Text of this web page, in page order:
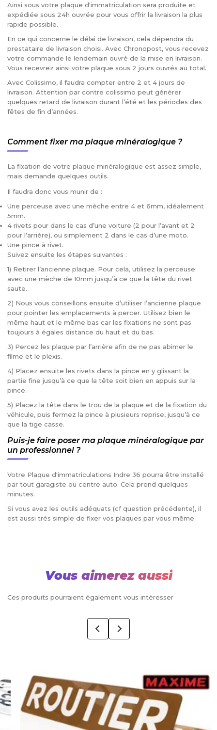
Ainsi sous votre plaque d'immatriculation sera produite et
expédiée sous 24h ouvrée pour vous offrir la livraison la plus
rapide possible.
En ce qui concerne le délai de livraison, cela dépendra du
prestataire de livraison choisi. Avec Chronopost, vous recevez
votre commande le lendemain ouvré de la mise en livraison.
Vous recevrez ainsi votre plaque sous 2 jours ouvrés au total.
Avec Colissimo, il faudra compter entre 2 et 4 jours de
livraison. Attention par contre colissimo peut générer
quelques retard de livraison durant l’été et les périodes des
fêtes de fin d’années.
Comment fixer ma plaque minéralogique ?
La fixation de votre plaque minéralogique est assez simple,
mais demande quelques outils.
Il faudra donc vous munir de :
Une perceuse avec une mèche entre 4 et 6mm, idéalement
5mm.
4 rivets pour dans le cas d’une voiture (2 pour l’avant et 2
pour l’arrière), ou simplement 2 dans le cas d’une moto.
Une pince à rivet.
Suivez ensuite les étapes suivantes :
1) Retirer l’ancienne plaque. Pour cela, utilisez la perceuse
avec une mèche de 10mm jusqu’à ce que la tête du rivet
saute.
2) Nous vous conseillons ensuite d’utiliser l’ancienne plaque
pour pointer les emplacements à percer. Utilisez bien le
même haut et le même bas car les fixations ne sont pas
toujours à égales distance du haut et du bas.
3) Percez les plaque par l’arrière afin de ne pas abimer le
filme et le plexis.
4) Placez ensuite les rivets dans la pince en y glissant la
partie fine jusqu’à ce que la tête soit bien en appuis sur la
pince.
5) Placez la tête dans le trou de la plaque et de la fixation du
véhicule, puis fermez la pince à plusieurs reprise, jusqu’à ce
que la tige casse.
Puis-je faire poser ma plaque minéralogique par
un professionnel ?
Votre Plaque d'immatriculations Indre 36 pourra être installé
par tout garagiste ou centre auto. Cela prend quelques
minutes.
Si vous avez les outils adéquats (cf question précédente), il
est aussi très simple de fixer vos plaques par vous même.
Vous aimerez aussi
Ces produits pourraient également vous intéresser